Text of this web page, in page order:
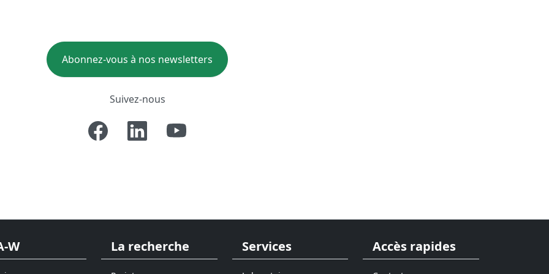
Abonnez-vous à nos newsletters
Suivez-nous
W La recherche Services Accès rapides